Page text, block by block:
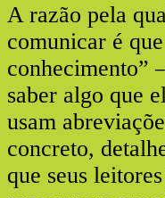
A razão pela
comunicar é
conhecimento”
saber algo que
usam
concreto,
que seus